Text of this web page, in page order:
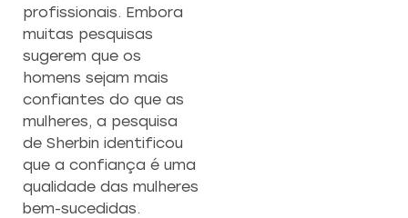
profissionais. Embora
muitas pesquisas
sugerem que os
homens sejam mais
confiantes do que as
mulheres, a pesquisa
de Sherbin identificou
que a confiança é uma
qualidade das mulheres
bem-sucedidas.